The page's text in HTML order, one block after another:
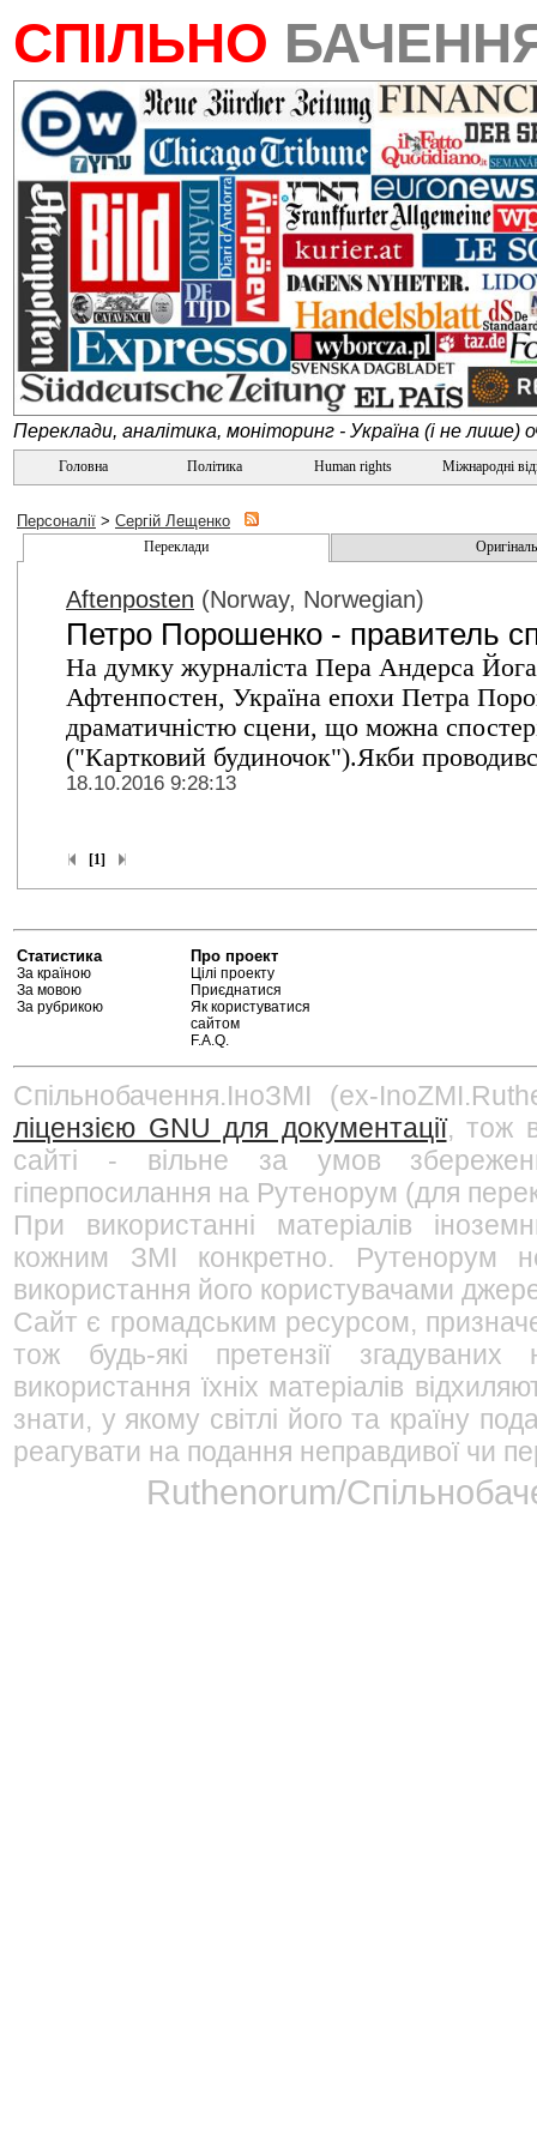
СПІЛЬНО
Переклади, аналітика, моніторинг - Україна (і не лише)
Головна Політика Human rights Міжнародні
Персоналії > Сергій Лещенко
Переклади
Aftenposten (Norway, Norwegian)
Петро Порошенко - правитель
На думку журналіста Пера Андерса
Афтенпостен, Україна епохи Петра
драматичністю сцени, що можна
("Картковий будиночок").Якби
18.10.2016 9:28:13
[1]
Статистика
За країною
За мовою
За рубрикою
Про проект
Цілі проекту
Приєднатися
Як користуватися
сайтом
F.A.Q.
Спільнобачення.ІноЗМІ (ex-
ліцензією GNU для документації, тож
сайті - вільне за умов
гіперпосилання на Рутенорум (для
При використанні матеріалів
кожним ЗМІ конкретно. Рутенорум
використання його користувачами
Сайт є громадським ресурсом,
тож будь-які претензії
використання їхніх матеріалів
знати, у якому світлі його та країну
реагувати на подання неправдивої чи
Ruthenorum/